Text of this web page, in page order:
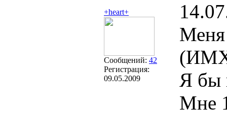
+heart+
Сообщений: 42
Регистрация:
09.05.2009
Меня
Я бы
Мне